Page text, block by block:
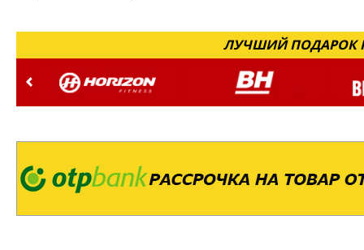
ЛУЧШИЙ ПОДАРОК